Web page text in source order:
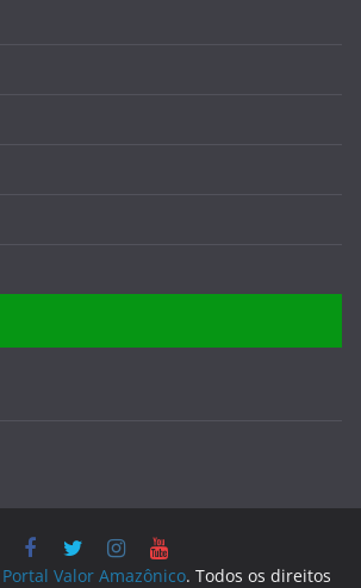
Portal Valor Amazônico. Todos os direitos